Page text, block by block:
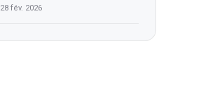
28 fév. 2026